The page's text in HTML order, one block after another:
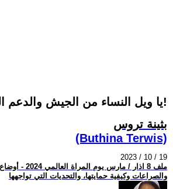
يا ويل النساء من الجيش والدعم السريع!
بثينة تروس
(Buthina Terwis)
2023 / 10 / 19
ملف 8 اذار / مارس
والصراعات وكيفية حمايتها، والتحديات التي تواجهها